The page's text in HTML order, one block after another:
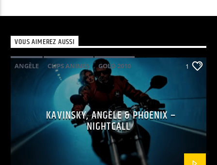
VOUS AIMEREZ AUSSI
ANGÈLE CLIPS ANIMÉS
GOLD 2010
PHOENIX POP ELECTRO
1
KAVINSKY, ANGÈLE & PHOENIX –
NIGHTCALL